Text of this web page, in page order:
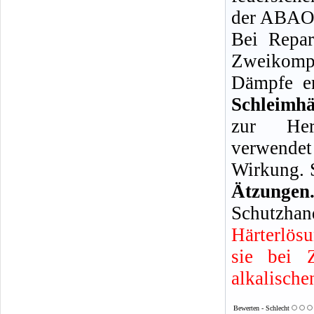
der
Bei
Dämpfe
zur
Wirkung.
sie bei
Bewerten - Schlecht